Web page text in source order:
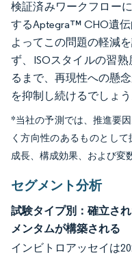
検証済みワークフロー
するAptegra™ CHO遺
よってこの問題の軽減
ず、ISOスタイルの習
るまで、再現性への懸
を抑制し続けるでしょう
*当社の予測では、推進要
く方向性のあるものとし
成長、構成効果、および変
セグメント分析
試験タイプ別：確立さ
メンタムが構築される
インビトロアッセイは